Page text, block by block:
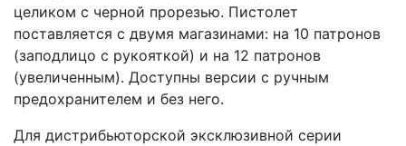
целиком с черной прорезью. Пистолет
поставляется с двумя магазинами: на 10 патронов
(заподлицо с рукояткой) и на 12 патронов
(увеличенным). Доступны версии с ручным
предохранителем и без него.
Для дистрибьюторской эксклюзивной серии